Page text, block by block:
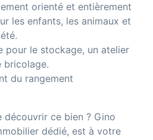
orienté et entièrement
les enfants, les animaux et
pour le stockage, un atelier
bricolage.
du rangement
découvrir ce bien ? Gino
dédié, est à votre